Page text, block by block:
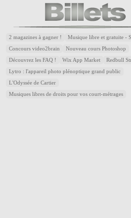
2 magazines à gagner ! Musique libre et gratuite -
Concours video2brain Nouveau cours Photoshop
Découvrez les FAQ ! Wix App Market Redbull
Lytro : l'appareil photo plénoptique grand public
L'Odyssée de Cartier
Musiques libres de droits pour vos court-métrages